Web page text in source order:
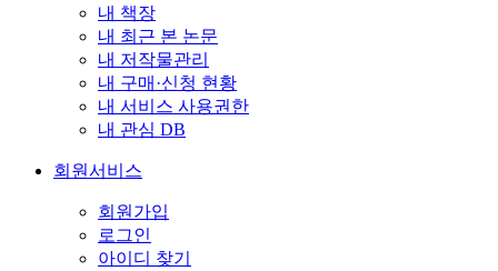
내 책장
내 최근 본 논문
내 저작물관리
내 구매·신청 현황
내 서비스 사용권한
내 관심 DB
회원서비스
회원가입
로그인
아이디 찾기